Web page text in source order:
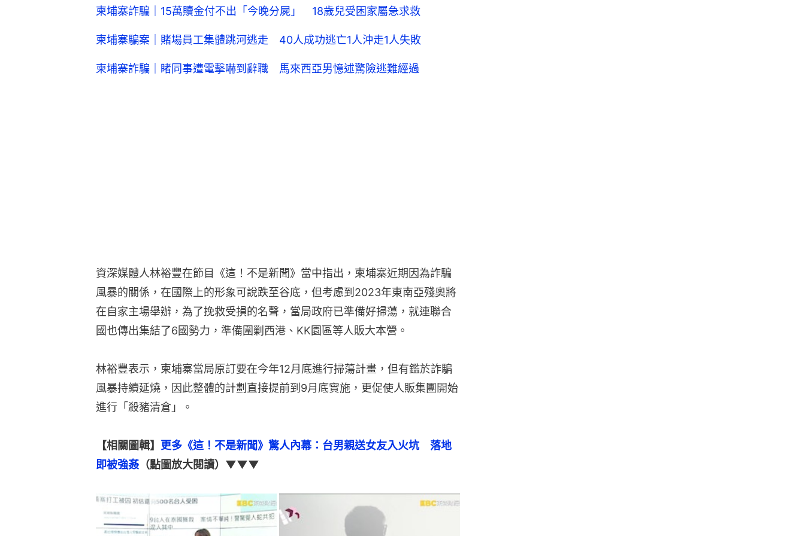
柬埔寨詐騙｜15萬贖金付不出「今晚分屍」 18歲兒受困家屬急求救
柬埔寨騙案｜賭場員工集體跳河逃走 40人成功逃亡1人沖走1人失敗
柬埔寨詐騙｜睹同事遭電擊嚇到辭職 馬來西亞男憶述驚險逃難經過
資深媒體人林裕豐在節目《這！不是新聞》當中指出，柬埔寨近期因為詐騙
風暴的關係，在國際上的形象可說跌至谷底，但考慮到2023年東南亞殘奧將
在自家主場舉辦，為了挽救受損的名聲，當局政府已準備好掃蕩，就連聯合
國也傳出集結了6國勢力，準備圍剿西港、KK園區等人販大本營。
林裕豐表示，柬埔寨當局原訂要在今年12月底進行掃蕩計畫，但有鑑於詐騙
風暴持續延燒，因此整體的計劃直接提前到9月底實施，更促使人販集團開始
進行「殺豬清倉」。
【相關圖輯】 更多《這！不是新聞》驚人內幕：台男親送女友入火坑　落地
即被強姦 （點圖放大閱讀）▼▼▼